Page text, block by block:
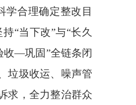
学合理确定整改目
“当下改”与“长久
收—巩固”全链条闭
垃圾收运、噪声管
求，全力整治群众